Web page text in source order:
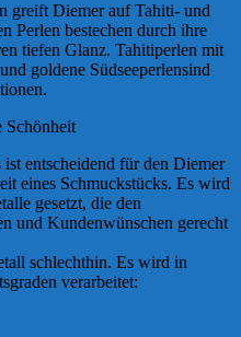
greift Diemer auf Tahiti- und
Perlen bestechen durch ihre
tiefen Glanz. Tahitiperlen mit
goldene Südseeperlensind
Schönheit
entscheidend für den Diemer
eines Schmuckstücks. Es wird
gesetzt, die den
und Kundenwünschen gerecht
schlechthin. Es wird in
verarbeitet: